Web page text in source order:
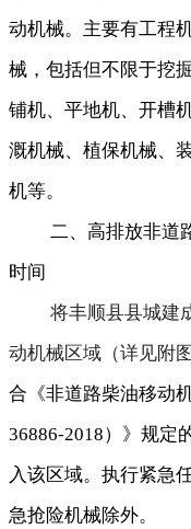
动机械。 主要有工程
械，包括但不限于挖
铺机、平地机、开槽
溉机械、植保机械、
机等。
二、高排放非道
时间
将丰顺县县城建
动机械区域（详见附图
合《非道路柴油移动
36886-2018）》规定
入该区域。 执行紧急
急抢险机械除外。